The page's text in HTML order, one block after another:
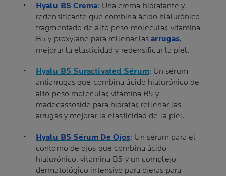
Hyalu B5 Crema: Una crema hidratante y
redensificante que combina ácido hialurónico
fragmentado de alto peso molecular, vitamina
B5 y proxylane para rellenar lasarrugas,
mejorar la elasticidad y redensificar la piel.
Hyalu B5 Suractivated Sérum: Un sérum
antiarrugas que combina ácido hialurónico de
alto peso molecular, vitamina B5 y
madecassoside para hidratar, rellenar las
arrugas y mejorar la elasticidad de la piel.
Hyalu B5 Sérum De Ojos: Un sérum para el
contorno de ojos que combina ácido
hialurónico, vitamina B5 y un complejo
dermatológico intensivo para ojeras para